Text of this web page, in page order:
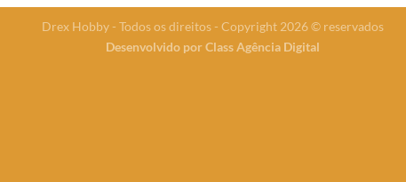
Drex Hobby - Todos os direitos - Copyright 2026 © reservados
Desenvolvido porClass Agência Digital